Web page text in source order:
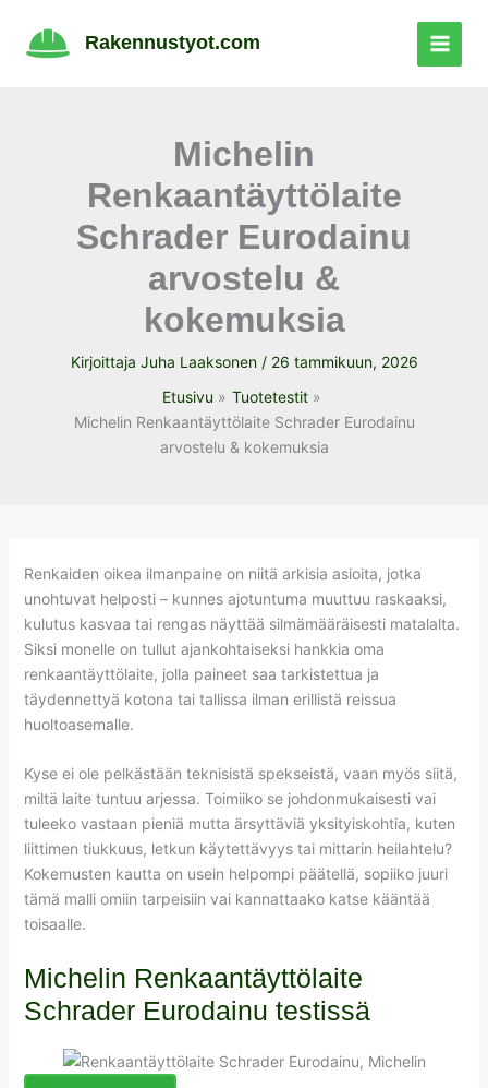
sisältöön
Rakennustyot.com
Michelin
Renkaantäyttölaite
Schrader Eurodainu
arvostelu &
kokemuksia
Kirjoittaja Juha Laaksonen / 26 tammikuun, 2026
Etusivu
Tuotetestit
Michelin Renkaantäyttölaite Schrader Eurodainu
arvostelu & kokemuksia
Renkaiden oikea ilmanpaine on niitä arkisia asioita, jotka
unohtuvat helposti – kunnes ajotuntuma muuttuu raskaaksi,
kulutus kasvaa tai rengas näyttää silmämääräisesti matalalta.
Siksi monelle on tullut ajankohtaiseksi hankkia oma
renkaantäyttölaite, jolla paineet saa tarkistettua ja
täydennettyä kotona tai tallissa ilman erillistä reissua
huoltoasemalle.
Kyse ei ole pelkästään teknisistä spekseistä, vaan myös siitä,
miltä laite tuntuu arjessa. Toimiiko se johdonmukaisesti vai
tuleeko vastaan pieniä mutta ärsyttäviä yksityiskohtia, kuten
liittimen tiukkuus, letkun käytettävyys tai mittarin heilahtelu?
Kokemusten kautta on usein helpompi päätellä, sopiiko juuri
tämä malli omiin tarpeisiin vai kannattaako katse kääntää
toisaalle.
Michelin Renkaantäyttölaite
Schrader Eurodainu testissä